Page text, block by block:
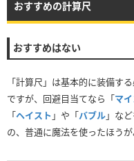
おすすめの計算尺
おすすめはない
「計算尺」は基本的に装備す
ですが、回避目当てなら「マ
「ヘイスト 」や「バブル」な
の、普通に魔法を使ったほうが